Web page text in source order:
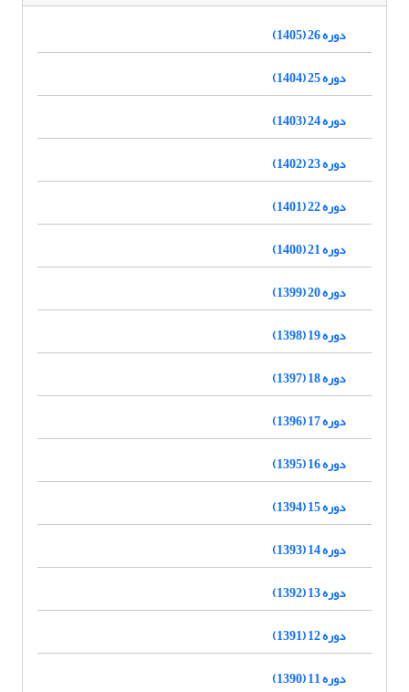
دوره 26 (1405)
دوره 25 (1404)
دوره 24 (1403)
دوره 23 (1402)
دوره 22 (1401)
دوره 21 (1400)
دوره 20 (1399)
دوره 19 (1398)
دوره 18 (1397)
دوره 17 (1396)
دوره 16 (1395)
دوره 15 (1394)
دوره 14 (1393)
دوره 13 (1392)
دوره 12 (1391)
دوره 11 (1390)